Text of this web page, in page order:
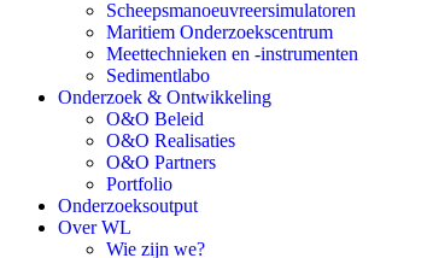
Scheepsmanoeuvreersimulatoren
Maritiem Onderzoekscentrum
Meettechnieken en -instrumenten
Sedimentlabo
Onderzoek & Ontwikkeling
O&O Beleid
O&O Realisaties
O&O Partners
Portfolio
Onderzoeksoutput
Over WL
Wie zijn we?